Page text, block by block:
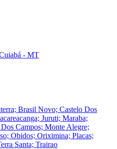
- MT
Brasil Novo; Castelo Dos
Juruti; Maraba;
Campos; Monte Alegre;
Obidos; Oriximina; Placas;
Santa; Trairao